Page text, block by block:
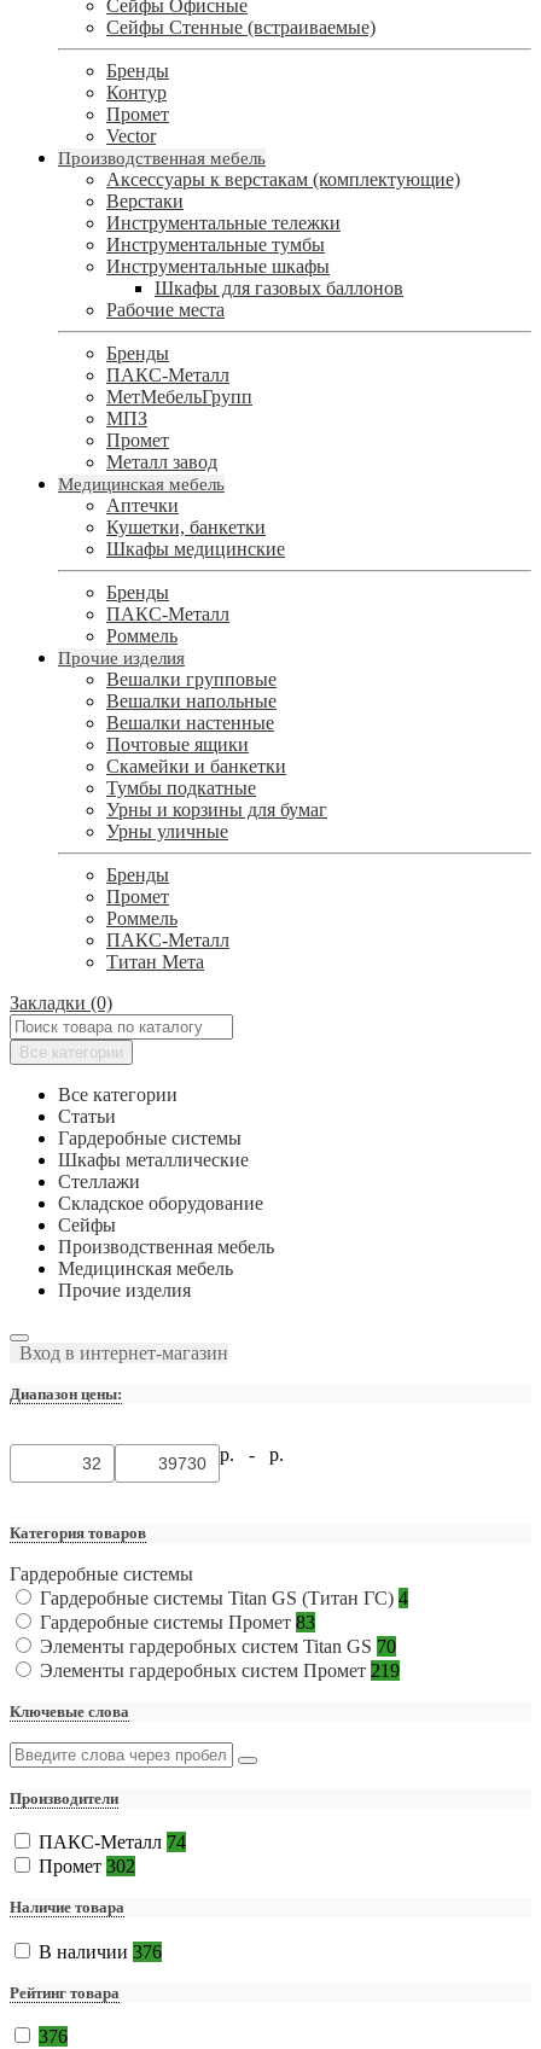
Сейфы Офисные
Сейфы Стенные (встраиваемые)
Бренды
Контур
Промет
Vector
Производственная мебель
Аксессуары к верстакам (комплектующие)
Верстаки
Инструментальные тележки
Инструментальные тумбы
Инструментальные шкафы
Шкафы для газовых баллонов
Рабочие места
Бренды
ПАКС-Металл
МетМебельГрупп
МПЗ
Промет
Металл завод
Медицинская мебель
Аптечки
Кушетки, банкетки
Шкафы медицинские
Бренды
ПАКС-Металл
Роммель
Прочие изделия
Вешалки групповые
Вешалки напольные
Вешалки настенные
Почтовые ящики
Скамейки и банкетки
Тумбы подкатные
Урны и корзины для бумаг
Урны уличные
Бренды
Промет
Роммель
ПАКС-Металл
Титан Мета
Закладки (0)
Все категории
Все категории
Статьи
Гардеробные системы
Шкафы металлические
Стеллажи
Складское оборудование
Сейфы
Производственная мебель
Медицинская мебель
Прочие изделия
Вход в интернет-магазин
Диапазон цены:
р. - р.
Категория товаров
Гардеробные системы
Гардеробные системы Titan GS (Титан ГС) 4
Гардеробные системы Промет 83
Элементы гардеробных систем Titan GS 70
Элементы гардеробных систем Промет 219
Ключевые слова
Производители
ПАКС-Металл 74
Промет 302
Наличие товара
В наличии 376
Рейтинг товара
376